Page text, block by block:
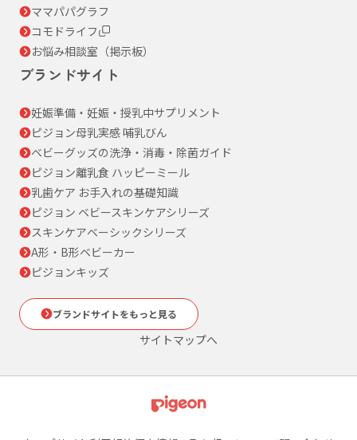
ママパパグラフ
コモドライフ
お悩み相談室（掲示板）
ブランドサイト
妊娠準備・妊娠・授乳中サプリメント
ピジョン母乳実感 哺乳びん
ベビーグッズの洗浄・消毒・除菌ガイド
ピジョン離乳食 ハッピーミール
乳歯ケア お手入れの基礎知識
ピジョン ベビースキンケアシリーズ
スキンケアベーシックシリーズ
A形・B形ベビーカー
ピジョンキッズ
ブランドサイトをもっと見る
サイトマップへ